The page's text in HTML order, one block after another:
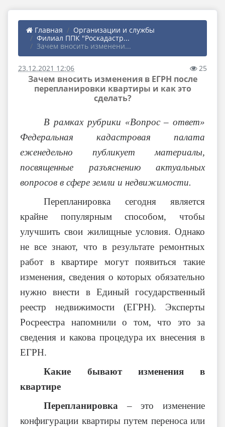
Главная
Организации и службы
Филиал ППК "Роскадастр...
Зачем вносить изменени...
23.12.2021 12:06 25
Зачем вносить изменения в ЕГРН после
перепланировки квартиры и как это
сделать?
В рамках рубрики «Вопрос – ответ»
Федеральная кадастровая палата
еженедельно публикует материалы,
посвященные разъяснению актуальных
вопросов в сфере земли и недвижимости.
Перепланировка сегодня является
крайне популярным способом, чтобы
улучшить свои жилищные условия. Однако
не все знают, что в результате ремонтных
работ в квартире могут появиться такие
изменения, сведения о которых обязательно
нужно внести в Единый государственный
реестр недвижимости (ЕГРН). Эксперты
Росреестра напомнили о том, что это за
сведения и какова процедура их внесения в
ЕГРН.
Какие бывают изменения в
квартире
Перепланировка – это изменение
конфигурации квартиры путем переноса или